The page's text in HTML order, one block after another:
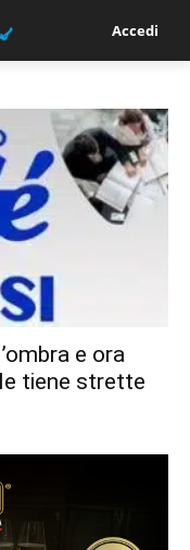
Accedi
e ora
tiene strette